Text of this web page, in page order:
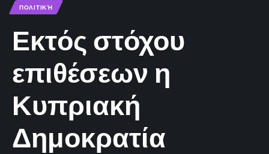
ΠΟΛΙΤΙΚΉ
Εκτός στόχου
επιθέσεων η
Κυπριακή
Δημοκρατία